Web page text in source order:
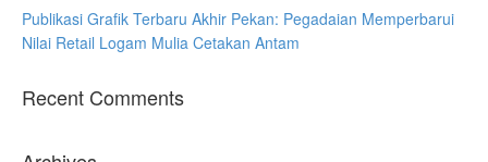
Publikasi Grafik Terbaru Akhir Pekan: Pegadaian Memperbarui
Nilai Retail Logam Mulia Cetakan Antam
Recent Comments